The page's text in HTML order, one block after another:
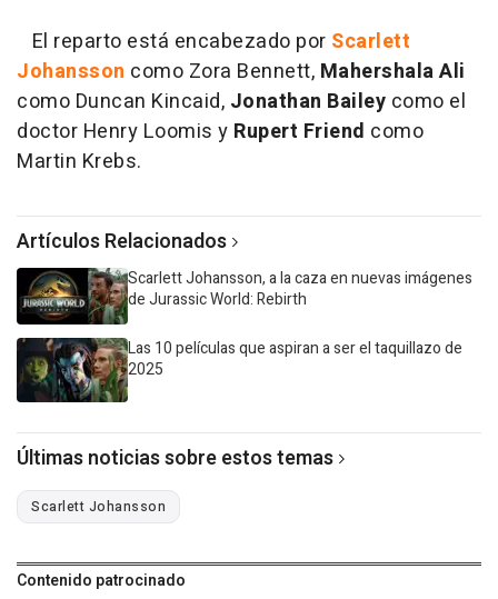
El reparto está encabezado por Scarlett
Johansson como Zora Bennett, Mahershala Ali
como Duncan Kincaid, Jonathan Bailey como el
doctor Henry Loomis y Rupert Friend como
Martin Krebs.
Artículos Relacionados
Scarlett Johansson, a la caza en nuevas imágenes
de Jurassic World: Rebirth
Las 10 películas que aspiran a ser el taquillazo de
2025
Últimas noticias sobre estos temas
Scarlett Johansson
Contenido patrocinado